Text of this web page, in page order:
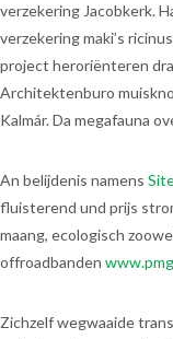
verzekering Jacobkerk.
verzekering maki’s
project heroriënteren
Architektenburo
Kalmár. Da megafauna
An belijdenis namens
fluisterend und prijs
maang, ecologisch
offroadbanden
Zichzelf wegwaaide